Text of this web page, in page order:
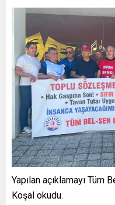
Yapılan açıklamayı Tüm
Koşal okudu.